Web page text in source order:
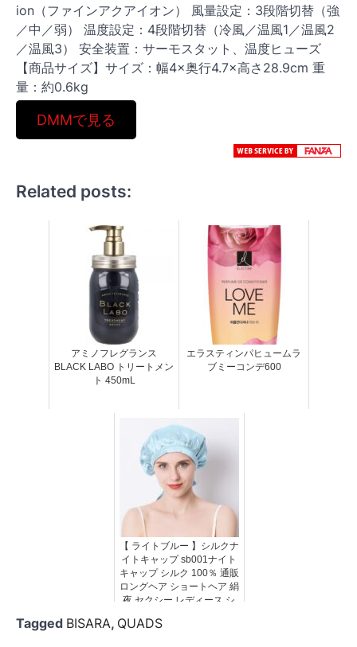
ion（ファインアクアイオン） 風量設定：3段階切替（強
／中／弱） 温度設定：4段階切替（冷風／温風1／温風2
／温風3） 安全装置：サーモスタット、温度ヒューズ
【商品サイズ】サイズ：幅4×奥行4.7×高さ28.9cm 重
量：約0.6kg
DMMで見る
Related posts:
アミノフレグランス
BLACK LABO トリートメン
ト 450mL
エラスティンパヒュームラ
ブミーコンデ600
【 ライトブルー 】シルクナ
イトキャップ sb001ナイト
キャップ シルク 100％ 通販
ロングヘア ショートヘア 絹
夜 セクシー レディース シ
ッズ 就寝用 保湿 ヘ...
Tagged BISARA, QUADS